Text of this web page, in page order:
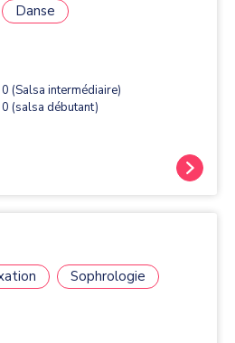
Danse
(Salsa intermédiaire)
(salsa débutant)
Sophrologie